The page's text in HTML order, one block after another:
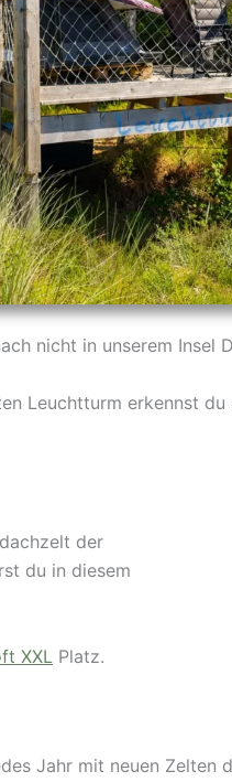
nicht in unserem Insel
Leuchtturm erkennst
der
du in diesem
XXL Platz.
Jahr mit neuen Zelten